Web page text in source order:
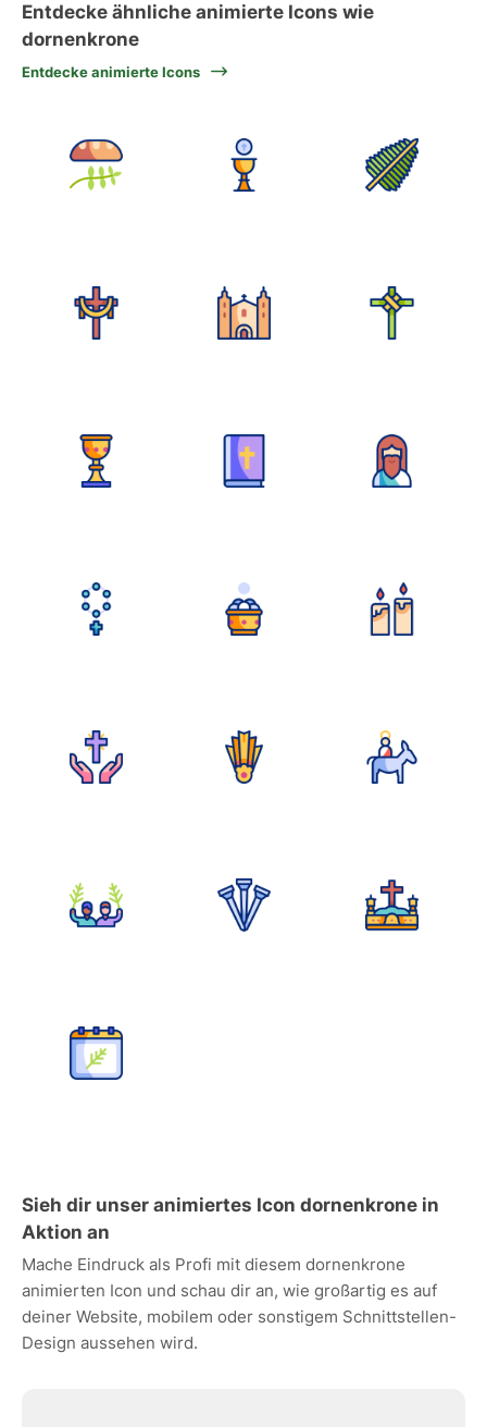
Entdecke ähnliche animierte Icons wie
dornenkrone
Entdecke animierte Icons
Sieh dir unser animiertes Icon dornenkrone in
Aktion an
Mache Eindruck als Profi mit diesem dornenkrone
animierten Icon und schau dir an, wie großartig es auf
deiner Website, mobilem oder sonstigem Schnittstellen-
Design aussehen wird.